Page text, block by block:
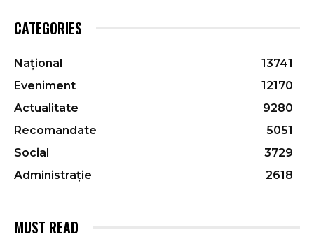
CATEGORIES
Național
13741
Eveniment
12170
Actualitate
9280
Recomandate
5051
Social
3729
Administrație
2618
MUST READ